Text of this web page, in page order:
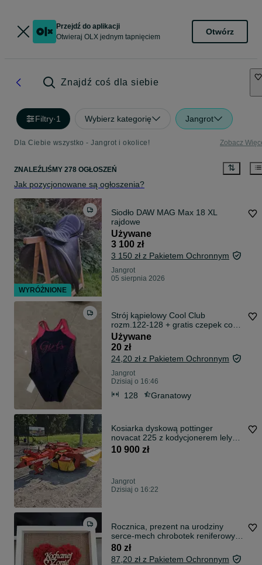
Przejdź do aplikacji
Otwieraj OLX jednym tapnięciem
Otwórz
Znajdź coś dla siebie
Filtry·1 Wybierz kategorię Jangrot
Dla Ciebie wszystko - Jangrot i okolice! Zobacz
ZNALEŹLIŚMY 278 OGŁOSZEŃ
Jak pozycjonowane są ogłoszenia?
Siodło DAW MAG Max 18 XL
rajdowe
Używane
3 100 zł
3 150 zł z Pakietem Ochronnym
Jangrot
05 sierpnia 2026
Strój kąpielowy Cool Club
rozm.122-128 + gratis czepek cool
club
Używane
20 zł
24,20 zł z Pakietem Ochronnym
Jangrot
Dzisiaj o 16:46
128 Granatowy
Kosiarka dyskową pottinger
novacat 225 z kodycjonerem lely
deutz Claas fella kuhn
10 900 zł
Jangrot
Dzisiaj o 16:22
Rocznica, prezent na urodziny
serce-mech chrobotek reniferowy w
ramce
80 zł
87,20 zł z Pakietem Ochronnym
WYRÓŻNIONE